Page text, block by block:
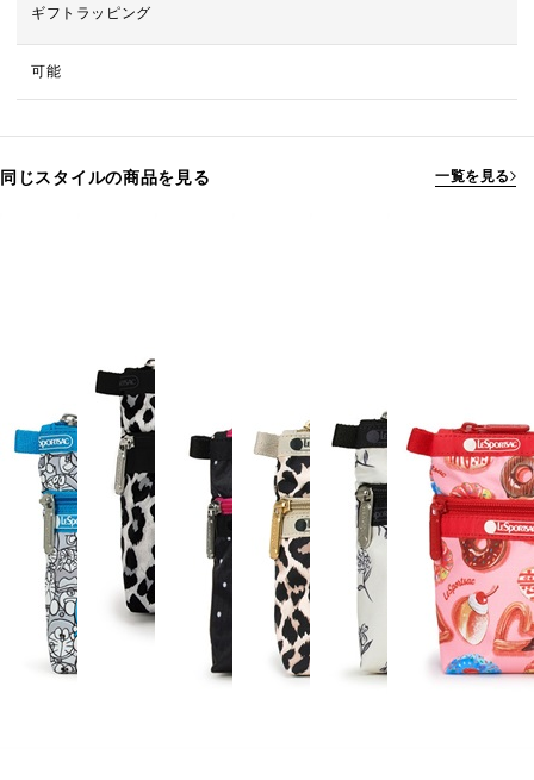
ギフトラッピング
可能
同じスタイルの商品を見る 一覧を見る